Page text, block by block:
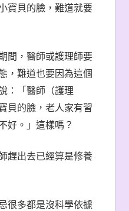
寶貝的臉，難道就要
間，醫師或護理師要
，難道也要因為這個
：「醫師（護理
貝的臉，老人家有習
好。」這樣嗎？
趕出去已經算是修養
很多都是沒科學依據